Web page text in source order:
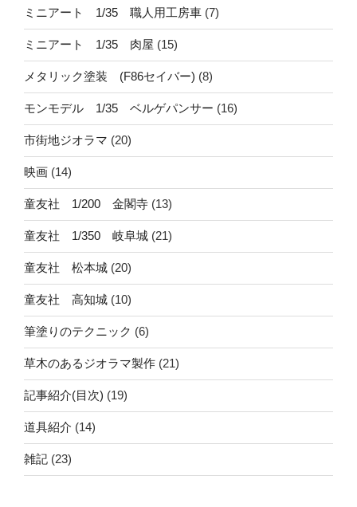
ミニアート 1/35 職人用工房車 (7)
ミニアート 1/35 肉屋 (15)
メタリック塗装 (F86セイバー) (8)
モンモデル 1/35 ベルゲパンサー (16)
市街地ジオラマ (20)
映画 (14)
童友社 1/200 金閣寺 (13)
童友社 1/350 岐阜城 (21)
童友社 松本城 (20)
童友社 高知城 (10)
筆塗りのテクニック (6)
草木のあるジオラマ製作 (21)
記事紹介(目次) (19)
道具紹介 (14)
雑記 (23)